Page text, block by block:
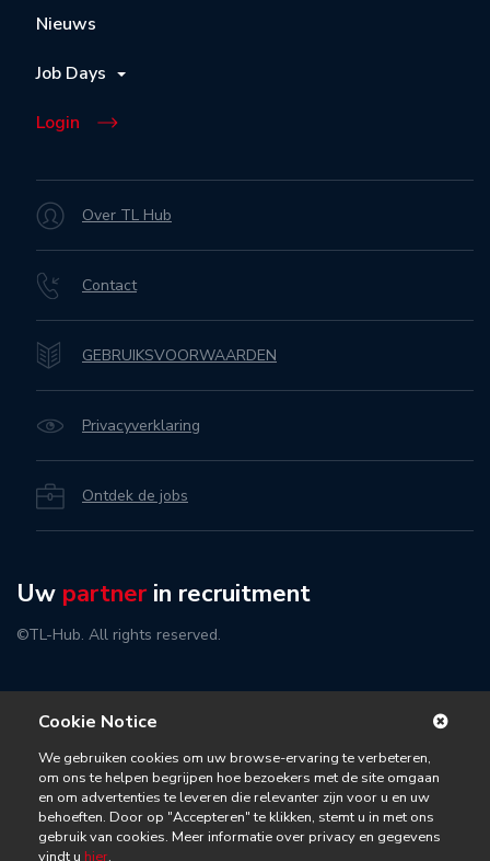
Nieuws
Job Days
Login
Over TL Hub
Contact
GEBRUIKSVOORWAARDEN
Privacyverklaring
Ontdek de jobs
Uw partner in recruitment
©TL-Hub. All rights reserved.
Cookie Notice
We gebruiken cookies om uw browse-ervaring te verbeteren,
om ons te helpen begrijpen hoe bezoekers met de site omgaan
en om advertenties te leveren die relevanter zijn voor u en uw
behoeften. Door op "Accepteren" te klikken, stemt u in met ons
gebruik van cookies. Meer informatie over privacy en gegevens
vindt u hier.